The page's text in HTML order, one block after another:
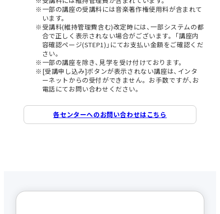
一部の講座の受講料には音楽著作権使用料が含まれて
います。
受講料(維持管理費含む)改定時には､一部システムの都
合で正しく表示されない場合がございます。｢講座内
容確認ページ(STEP1)｣にてお支払い金額をご確認くだ
さい。
一部の講座を除き､見学を受け付けております。
[受講申し込み]ボタンが表示されない講座は､インタ
ーネットからの受付ができません。お手数ですが､お
電話にてお問い合わせください。
各センターへのお問い合わせはこちら